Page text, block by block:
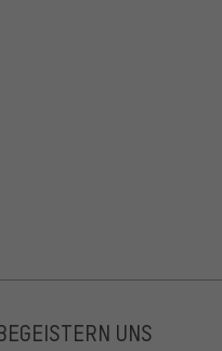
UNS